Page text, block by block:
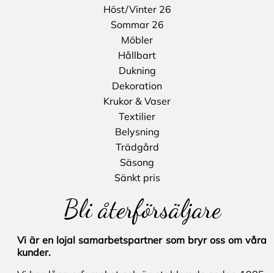
Höst/Vinter 26
Sommar 26
Möbler
Hållbart
Dukning
Dekoration
Krukor & Vaser
Textilier
Belysning
Trädgård
Säsong
Sänkt pris
Bli återförsäljare
Vi är en lojal samarbetspartner som bryr oss om våra
kunder.